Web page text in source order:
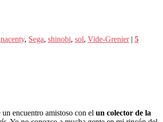
, Sega, shinobi, sol, Vide-Grenier | 5
encuentro amistoso con el un colector de la